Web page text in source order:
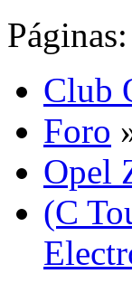
Club
Foro
Opel
(C